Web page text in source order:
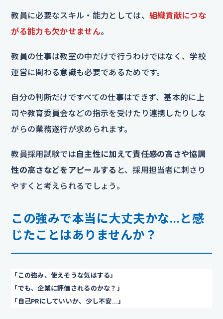
教員に必要なスキル・能力としては、 組織貢献につな
がる能力も欠かせません。
教員の仕事は教室の中だけで行うわけではなく、学校
運営に関わる意識も必要であるためです。
自分の判断だけですべての仕事はできず、基本的に上
司や教育委員会などの指示を受けたり連携したりしな
がらの業務遂行が求められます。
教員採用試験では自主性に加えて責任感の高さや協調
性の高さなどをアピールする と、採用担当者に刺さり
やすくと考えられるでしょう。
この強みで本当に大丈夫かな…と感
じたことはありませんか？
「この強み、使えそうな気はする」
「でも、企業に評価されるのかな？」
「自己PRにしていいか、少し不安…」